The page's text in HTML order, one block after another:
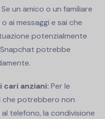
Se un amico o un familiare
ai messaggi e sai che
potenzialmente
potrebbe
anziani: Per le
che potrebbero non
telefono, la condivisione